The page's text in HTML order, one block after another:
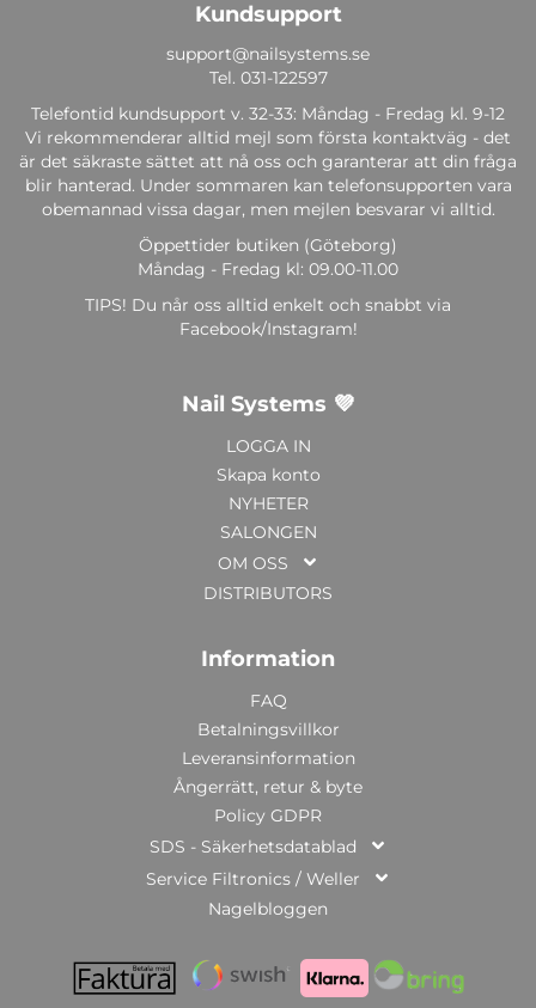
Kundsupport
support@nailsystems.se
Tel. 031-122597
Telefontid kundsupport v. 32-33: Måndag - Fredag kl. 9-12
Vi rekommenderar alltid mejl som första kontaktväg - det
är det säkraste sättet att nå oss och garanterar att din fråga
blir hanterad. Under sommaren kan telefonsupporten vara
obemannad vissa dagar, men mejlen besvarar vi alltid.
Öppettider butiken (Göteborg)
Måndag - Fredag kl: 09.00-11.00
TIPS! Du når oss alltid enkelt och snabbt via
Facebook/Instagram!
Nail Systems 💜
LOGGA IN
Skapa konto
NYHETER
SALONGEN
OM OSS
DISTRIBUTORS
Information
FAQ
Betalningsvillkor
Leveransinformation
Ångerrätt, retur & byte
Policy GDPR
SDS - Säkerhetsdatablad
Service Filtronics / Weller
Nagelbloggen